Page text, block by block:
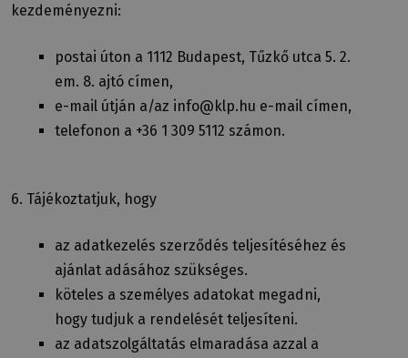
kezdeményezni:
postai úton a 1112 Budapest, Tűzkő utca 5. 2.
em. 8. ajtó címen,
e-mail útján a/az info@klp.hu e-mail címen,
telefonon a +36 1 309 5112 számon.
6. Tájékoztatjuk, hogy
az adatkezelés szerződés teljesítéséhez és
ajánlat adásához szükséges.
köteles a személyes adatokat megadni,
hogy tudjuk a rendelését teljesíteni.
az adatszolgáltatás elmaradása azzal a